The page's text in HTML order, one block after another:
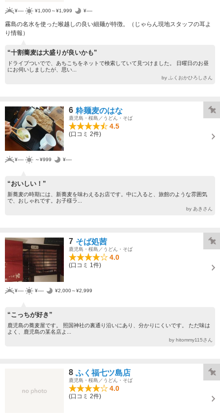
¥---- ¥1,000～¥1,999 ¥----
霧島の名水を使った喉越しの良い細麺が特徴。（じゃらん現地スタッフの耳よ
り情報）
“十割蕎麦は大盛りが良いかも”
ドライブついでで、あちこちをネットで検索していて見つけました。 日曜日のお昼
にお伺いしましたが、思い...
by ふくおかひろしさん
6 粋麺麦のはな
鹿児島・桜島／うどん・そば
4.5
(口コミ 2件)
¥---- ～¥999 ¥----
“おいしい！”
新蕎麦の時期には、新蕎麦を味わえるお店です。中に入ると、旅館のような雰囲気
で、おしゃれです。お子様ラ...
by あきさん
7 そば処茜
鹿児島・桜島／うどん・そば
4.0
(口コミ 1件)
¥---- ¥---- ¥2,000～¥2,999
“こっちが好き”
鹿児島の蕎麦屋です。 照国神社の裏通り沿いにあり、分かりにくいです。 ただ味は
よく、鹿児島の某名店よ...
by hitommy115さん
8 ふく福七ツ島店
鹿児島・桜島／うどん・そば
4.0
(口コミ 2件)